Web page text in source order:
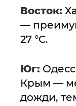
Восток:
—
27 °C.
Юг:
Крым —
дожди,